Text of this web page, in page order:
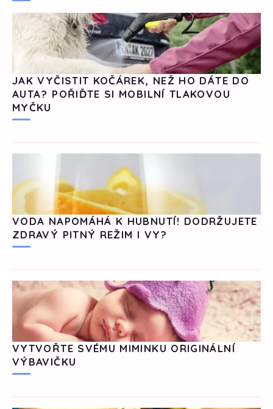
JAK VYČISTIT KOČÁREK, NEŽ HO DÁTE DO
AUTA? POŘIĎTE SI MOBILNÍ TLAKOVOU
MYČKU
VODA NAPOMÁHÁ K HUBNUTÍ! DODRŽUJETE
ZDRAVÝ PITNÝ REŽIM I VY?
VYTVOŘTE SVÉMU MIMINKU ORIGINÁLNÍ
VÝBAVIČKU